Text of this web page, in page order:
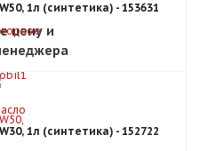
1л (синтетика) - 153631
цену и
1л (синтетика) - 152722